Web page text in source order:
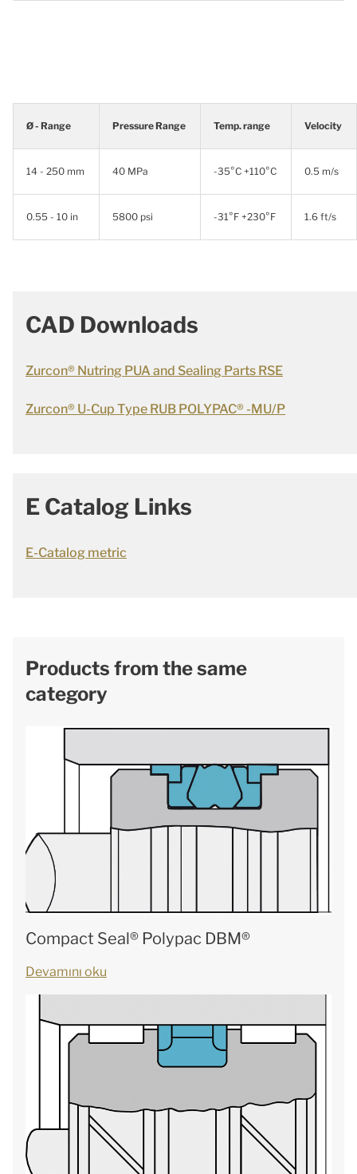
Ø - Range Pressure Range Temp. range Velocity
14 - 250 mm 40 MPa -35°C +110°C 0.5 m/s
0.55 - 10 in 5800 psi -31°F +230°F 1.6 ft/s
CAD Downloads
Zurcon® Nutring PUA and Sealing Parts RSE
Zurcon® U-Cup Type RUB POLYPAC® -MU/P
E Catalog Links
E-Catalog metric
Products from the same
category
Compact Seal® Polypac DBM®
Devamını oku